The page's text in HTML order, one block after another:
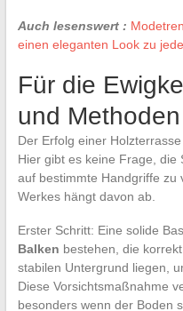
Auch lesenswert :
einen eleganten Look zu
Für die
und Methoden
Der Erfolg einer
Hier gibt es keine Frage, die
auf bestimmte Handgriffe zu
Werkes hängt davon ab.
Erster Schritt: Eine solide
Balken bestehen, die
stabilen Untergrund liegen,
Diese Vorsichtsmaßnahme
besonders wenn der Boden